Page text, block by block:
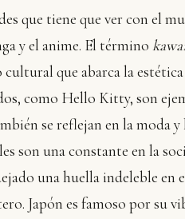
que tiene que ver con el
y el anime. El término
que abarca la
como Hello Kitty, son
se reflejan en la moda
son una constante en la
una huella indeleble en
Japón es famoso por su